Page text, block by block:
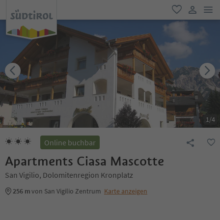
favorit
user link
1/4
Online buchbar
Apartments Ciasa Mascotte
San Vigilio, Dolomitenregion Kronplatz
256 mvon San Vigilio Zentrum Karte anzeigen